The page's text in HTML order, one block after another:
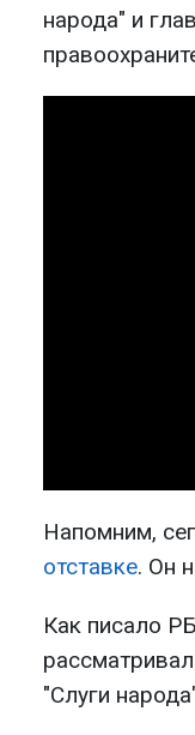
народа" и
Напомним,
отставке. Он
Как писало
"Слуги